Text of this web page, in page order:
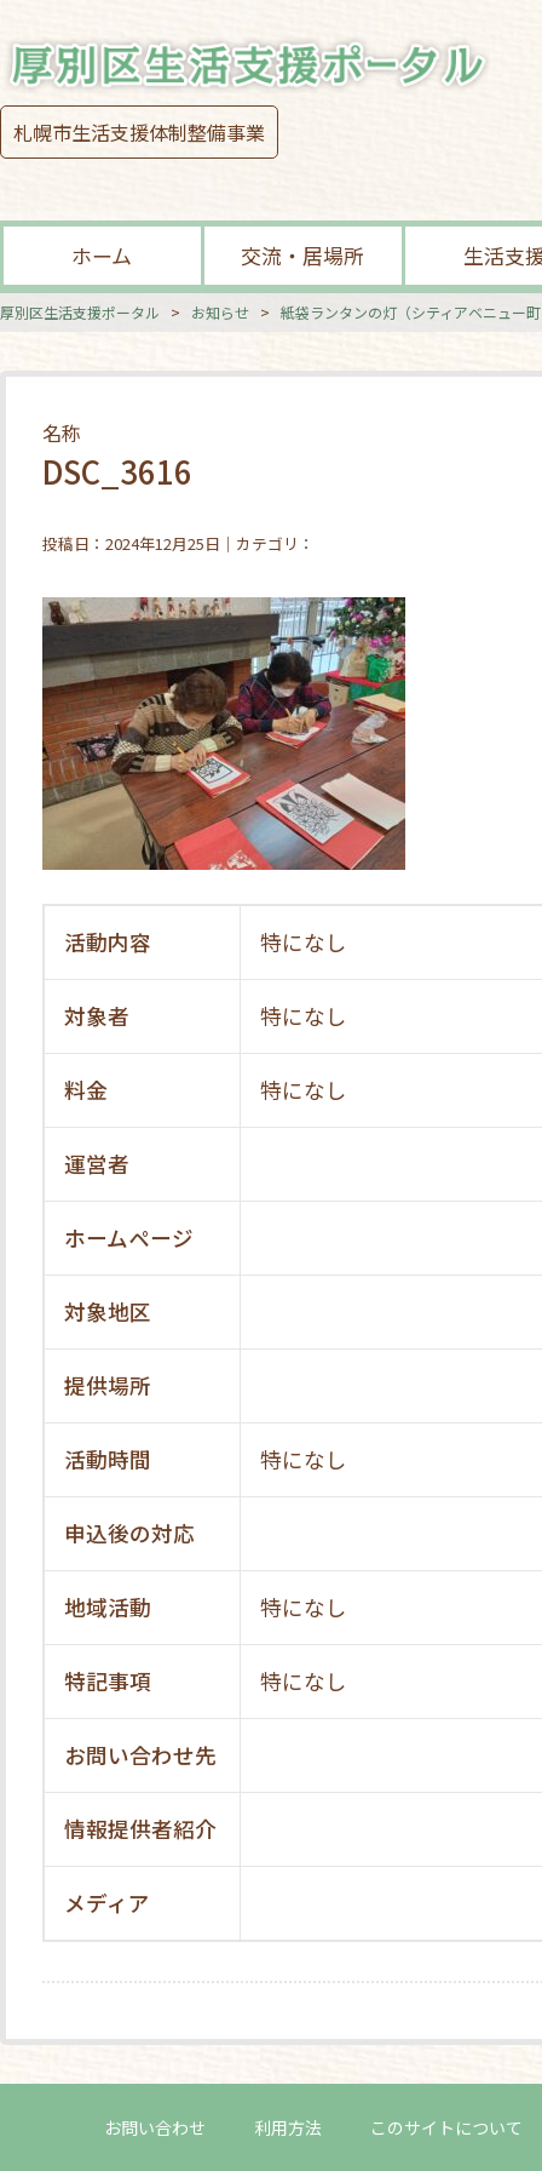
札幌市生活支援体制整備事業
ホーム 交流・居場所 生活支
厚別区生活支援ポータル > お知らせ > 紙袋ランタンの灯（シティアベニュー
名称
DSC_3616
投稿日：2024年12月25日｜カテゴリ：
活動内容 特になし
対象者 特になし
料金 特になし
運営者
ホームページ
対象地区
提供場所
活動時間 特になし
申込後の対応
地域活動 特になし
特記事項 特になし
お問い合わせ先
情報提供者紹介
メディア
お問い合わせ 利用方法 このサイトについて